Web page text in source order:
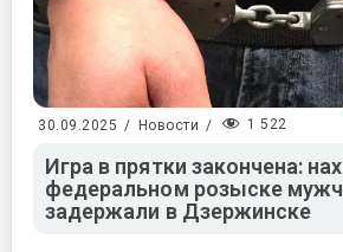
30.09.2025 / Новости / 1 522
Игра в прятки закончена:
федеральном розыске
задержали в Дзержинске